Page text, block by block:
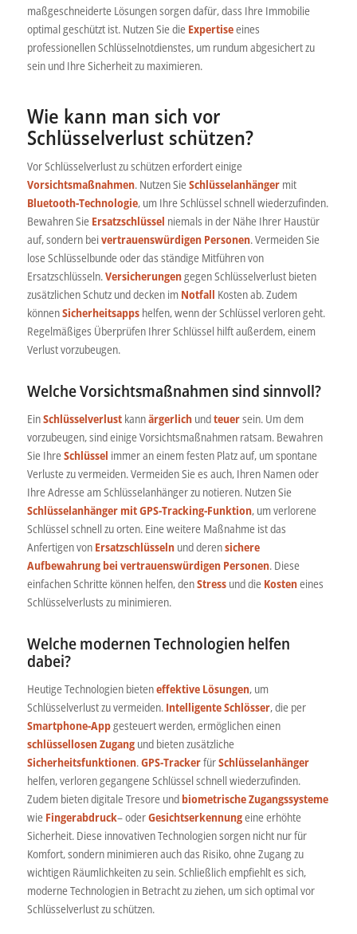
maßgeschneiderte Lösungen sorgen dafür, dass Ihre Immobilie
optimal geschützt ist. Nutzen Sie die Expertiseeines
professionellen Schlüsselnotdienstes, um rundum abgesichert zu
sein und Ihre Sicherheit zu maximieren.
Wie kann man sich vor
Schlüsselverlust schützen?
Vor Schlüsselverlust zu schützen erfordert einige
Vorsichtsmaßnahmen. Nutzen SieSchlüsselanhängermit
Bluetooth-Technologie, um Ihre Schlüssel schnell wiederzufinden.
Bewahren Sie Ersatzschlüssel niemals in der Nähe Ihrer Haustür
auf, sondern beivertrauenswürdigen Personen. Vermeiden Sie
lose Schlüsselbunde oder das ständige Mitführen von
Ersatzschlüsseln.Versicherungengegen Schlüsselverlust bieten
zusätzlichen Schutz und decken im Notfall Kosten ab. Zudem
könnenSicherheitsappshelfen, wenn der Schlüssel verloren geht.
Regelmäßiges Überprüfen Ihrer Schlüssel hilft außerdem, einem
Verlust vorzubeugen.
Welche Vorsichtsmaßnahmen sind sinnvoll?
EinSchlüsselverlustkannärgerlichundteuersein. Um dem
vorzubeugen, sind einige Vorsichtsmaßnahmen ratsam. Bewahren
Sie IhreSchlüssel immer an einem festen Platz auf, um spontane
Verluste zu vermeiden. Vermeiden Sie es auch, Ihren Namen oder
Ihre Adresse am Schlüsselanhänger zu notieren. Nutzen Sie
Schlüsselanhänger mit GPS-Tracking-Funktion, um verlorene
Schlüssel schnell zu orten. Eine weitere Maßnahme ist das
Anfertigen von Ersatzschlüsselnund derensichere
Aufbewahrung bei vertrauenswürdigen Personen. Diese
einfachen Schritte können helfen, denStressund die Kosteneines
Schlüsselverlusts zu minimieren.
Welche modernen Technologien helfen
dabei?
Heutige Technologien bieteneffektive Lösungen, um
Schlüsselverlust zu vermeiden. Intelligente Schlösser, die per
Smartphone-Appgesteuert werden, ermöglichen einen
schlüssellosen Zugangund bieten zusätzliche
Sicherheitsfunktionen.GPS-TrackerfürSchlüsselanhänger
helfen, verloren gegangene Schlüssel schnell wiederzufinden.
Zudem bieten digitale Tresore und biometrische Zugangssysteme
wie Fingerabdruck– oderGesichtserkennungeine erhöhte
Sicherheit. Diese innovativen Technologien sorgen nicht nur für
Komfort, sondern minimieren auch das Risiko, ohne Zugang zu
wichtigen Räumlichkeiten zu sein. Schließlich empfiehlt es sich,
moderne Technologien in Betracht zu ziehen, um sich optimal vor
Schlüsselverlust zu schützen.